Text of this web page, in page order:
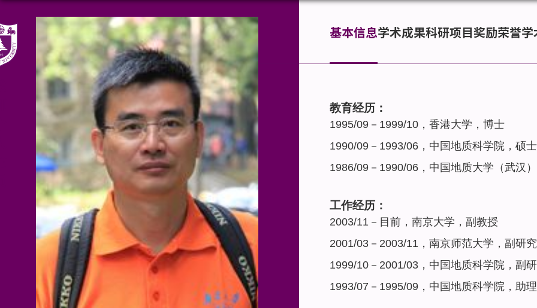
基本信息学术成果科研项目奖励荣誉
教育经历：
1995/09 － 1999/10 ，香港大学，博士
1990/09 － 1993/06 ，中国地质科学院，硕士
1986/09 － 1990/06 ，中国地质大学（武汉
工作经历：
2003/11 －目前，南京大学，副教授
2001/03 － 2003/11 ，南京师范大学，副研
1999/10 － 2001/03 ，中国地质科学院，副
1993/07 － 1995/09 ，中国地质科学院，助